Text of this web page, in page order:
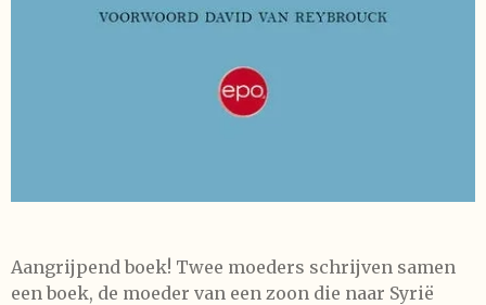
Aangrijpend boek! Twee moeders schrijven samen
een boek, de moeder van een zoon die naar Syrië